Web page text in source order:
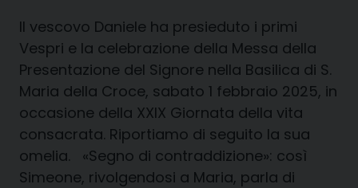
Il vescovo Daniele ha presieduto i primi
Vespri e la celebrazione della Messa della
Presentazione del Signore nella Basilica di S.
Maria della Croce, sabato 1 febbraio 2025, in
occasione della XXIX Giornata della vita
consacrata. Riportiamo di seguito la sua
omelia. «Segno di contraddizione»: così
Simeone, rivolgendosi a Maria, parla di